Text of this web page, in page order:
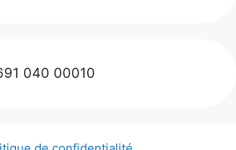
040 00010